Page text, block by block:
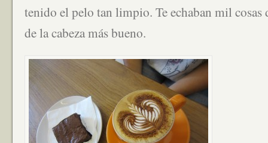
tenido el pelo tan limpio. Te echaban mil cosas
de la cabeza más bueno.